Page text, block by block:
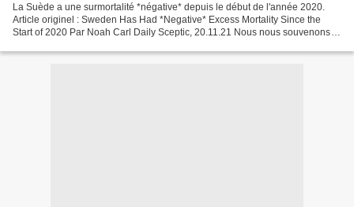
La Suède a une surmortalité *négative* depuis le début de l'année 2020.
Article originel : Sweden Has Had *Negative* Excess Mortality Since the
Start of 2020 Par Noah Carl Daily Sceptic, 20.11.21 Nous nous souvenons